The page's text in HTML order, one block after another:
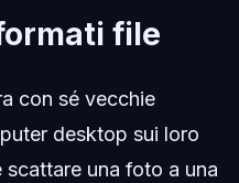
file
con sé vecchie
desktop sui loro
una foto a una